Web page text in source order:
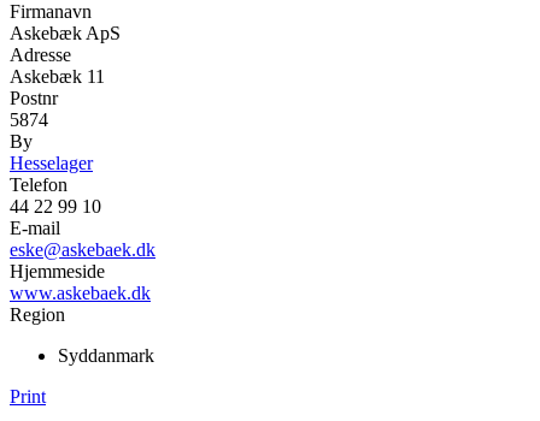
Firmanavn
Askebæk ApS
Adresse
Askebæk 11
Postnr
5874
By
Hesselager
Telefon
44 22 99 10
E-mail
eske@askebaek.dk
Hjemmeside
www.askebaek.dk
Region
Syddanmark
Print